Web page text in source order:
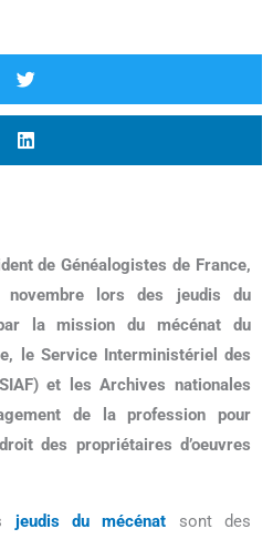
de Généalogistes de France,
lors des jeudis du
la mission du mécénat du
le Service Interministériel des
et les Archives nationales
de la profession pour
des propriétaires d’oeuvres
jeudis du mécénat sont des